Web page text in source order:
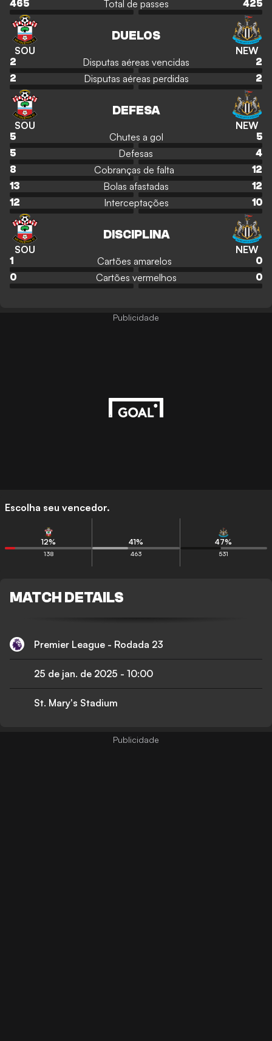
465 Total de passes 425
SOU
DUELOS
NEW
2 Disputas aéreas vencidas
2
2
Disputas aéreas perdidas 2
SOU
DEFESA
NEW
5 Chutes a gol
5
5
Defesas
4
8
Cobranças de falta
12
13
Bolas afastadas
12
12
Interceptações 10
SOU
DISCIPLINA
NEW
1 Cartões amarelos
0
0
Cartões vermelhos 0
Escolha seu vencedor.
12%
138
41%
463
47%
531
MATCH DETAILS
Premier League - Rodada 23
25 de jan. de 2025 - 10:00
St. Mary's Stadium
Publicidade